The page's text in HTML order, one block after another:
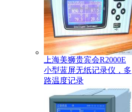
上海美狮贵宾会R2000E
小型蓝屏无纸记录仪，多
路温度记录